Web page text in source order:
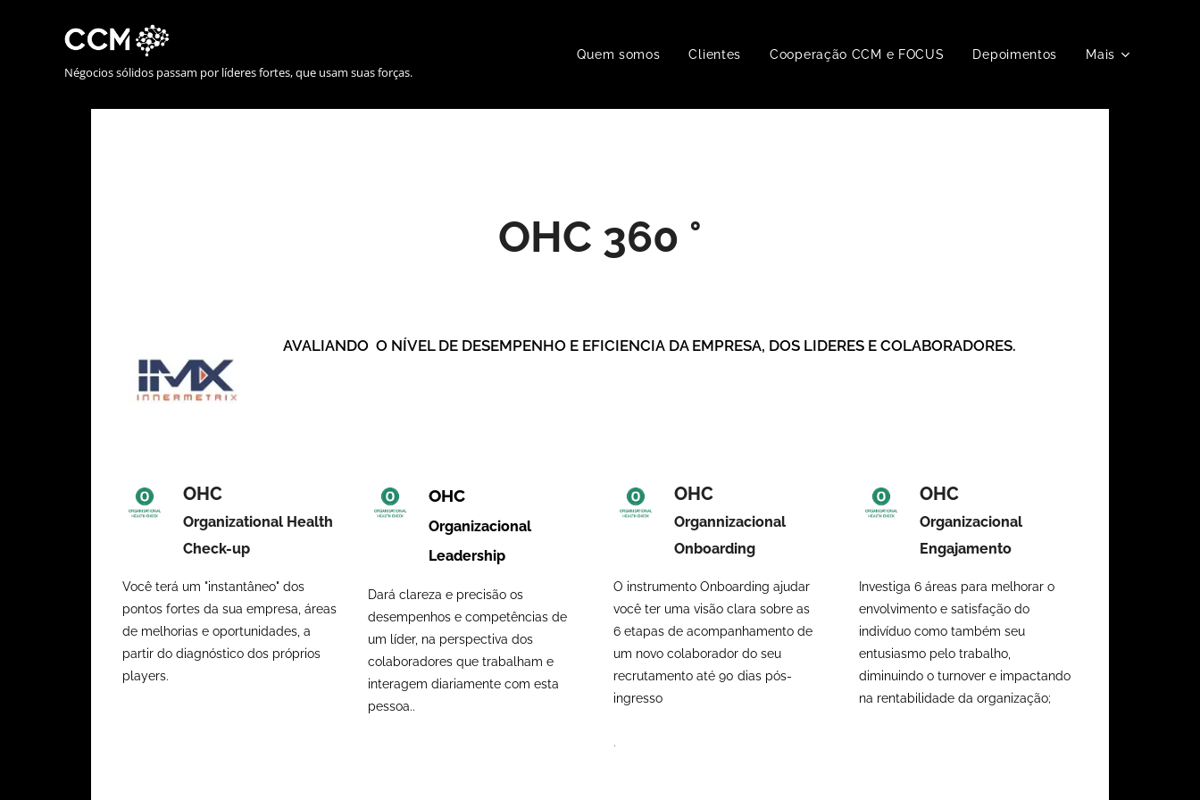
Négocios sólidos passam por líderes fortes, que usam suas forças.
Quem somos Clientes Cooperação CCM e FOCUS Depoimentos Mais
OHC 360 °
AVALIANDO O NÍVEL DE DESEMPENHO E EFICIENCIA DA EMPRESA, DOS LIDERES E COLABORADORES.
OHC
Organizational Health
Check-up
Você terá um "instantâneo" dos
pontos fortes da sua empresa, áreas
de melhorias e oportunidades, a
partir do diagnóstico dos próprios
players.
OHC
Organizacional
Leadership
Dará clareza e precisão os
desempenhos e competências de
um líder, na perspectiva dos
colaboradores que trabalham e
interagem diariamente com esta
pessoa..
OHC
Organnizacional
Onboarding
O instrumento Onboarding ajudar
você ter uma visão clara sobre as
6 etapas de acompanhamento de
um novo colaborador do seu
recrutamento até 90 dias pós-
ingresso
.
OHC
Organizacional
Engajamento
Investiga 6 áreas para melhorar o
envolvimento e satisfação do
indivíduo como também seu
entusiasmo pelo trabalho,
diminuindo o turnover e impactando
na rentabilidade da organização;